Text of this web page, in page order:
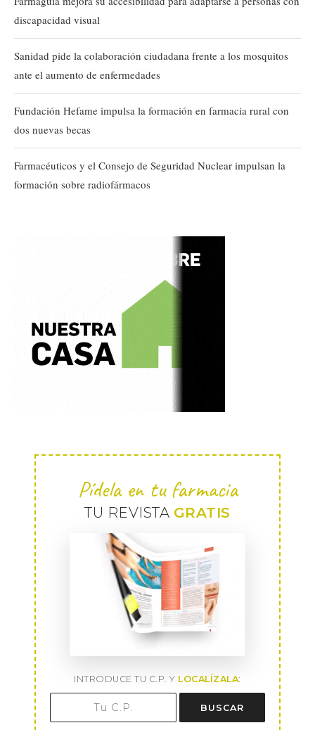
discapacidad visual
Sanidad pide la colaboración ciudadana frente a los mosquitos
ante el aumento de enfermedades
Fundación Hefame impulsa la formación en farmacia rural con
dos nuevas becas
Farmacéuticos y el Consejo de Seguridad Nuclear impulsan la
formación sobre radiofármacos
Pídela en tu farmacia
TU REVISTA GRATIS
INTRODUCE TU C.P. Y LOCALÍZALA:
BUSCAR